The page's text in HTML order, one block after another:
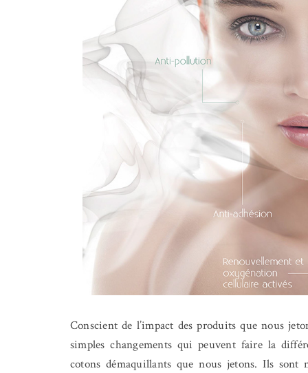
Conscient de l’impact des produits que nous
simples changements qui peuvent faire la
cotons démaquillants que nous jetons. Ils sont